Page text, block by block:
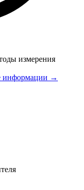
измерения
информации →